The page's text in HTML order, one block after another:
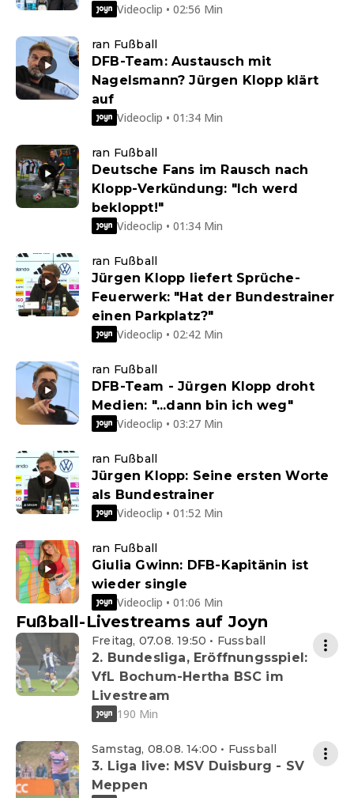
Videoclip • 02:56 Min
ran Fußball
DFB-Team: Austausch mit
Nagelsmann? Jürgen Klopp klärt
auf
Videoclip • 01:34 Min
ran Fußball
Deutsche Fans im Rausch nach
Klopp-Verkündung: "Ich werd
bekloppt!"
Videoclip • 01:34 Min
ran Fußball
Jürgen Klopp liefert Sprüche-
Feuerwerk: "Hat der Bundestrainer
einen Parkplatz?"
Videoclip • 02:42 Min
ran Fußball
DFB-Team - Jürgen Klopp droht
Medien: "...dann bin ich weg"
Videoclip • 03:27 Min
ran Fußball
Jürgen Klopp: Seine ersten Worte
als Bundestrainer
Videoclip • 01:52 Min
ran Fußball
Giulia Gwinn: DFB-Kapitänin ist
wieder single
Videoclip • 01:06 Min
Fußball-Livestreams auf Joyn
Freitag, 07.08. 19:50 • Fussball
2. Bundesliga, Eröffnungsspiel:
VfL Bochum-Hertha BSC im
Livestream
190 Min
Samstag, 08.08. 14:00 • Fussball
3. Liga live: MSV Duisburg - SV
Meppen